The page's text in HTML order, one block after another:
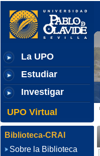
La UPO
Estudiar
Investigar
UPO Virtual
Biblioteca-CRAI
Sobre la Biblioteca